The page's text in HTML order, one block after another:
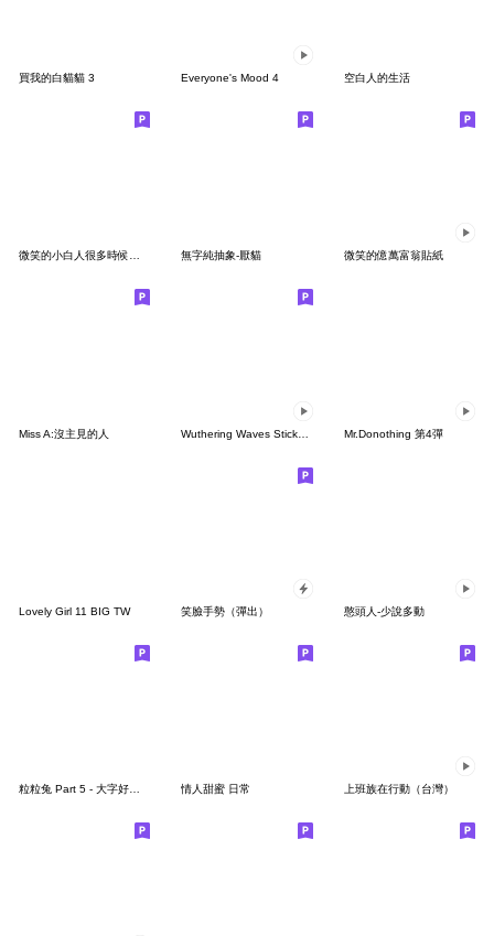
買我的白貓貓 3 Everyone's Mood 4 空白人的生活
微笑的小白人很多時候總是無能為力 無字純抽象-厭貓 微笑的億萬富翁貼紙
Miss A:沒主見的人 Mr.Donothing 第4彈
Lovely Girl 11 BIG TW 笑臉手勢（彈出） 憨頭人-少說多動
粒粒兔 Part 5 - 大字好實用篇 情人甜蜜 日常 上班族在行動（台灣）